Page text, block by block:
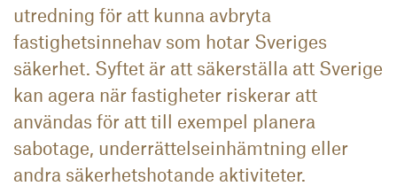
utredning för att kunna avbryta
fastighetsinnehav som hotar Sveriges
säkerhet. Syftet är att säkerställa att Sverige
kan agera när fastigheter riskerar att
användas för att till exempel planera
sabotage, underrättelseinhämtning eller
andra säkerhetshotande aktiviteter.